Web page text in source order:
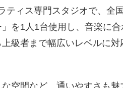
ティス専門スタジオで、全
を1人1台使用し、音楽に
級者まで幅広いレベルに